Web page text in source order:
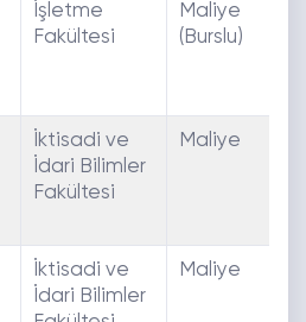
İşletme
Fakültesi
Maliye
(Burslu)
İktisadi ve
İdari Bilimler
Fakültesi
Maliye
İktisadi ve
İdari Bilimler
Maliye